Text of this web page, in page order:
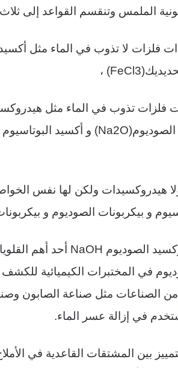
الملمس وتنقسم القواعد إلى
فلزات لا تذوب في الماء مثل
(FeCl3) ،
فلزات تذوب في الماء مثل
(Na2O) و أكسيد البوتاسيوم
هيدروكسيدات ولكن لها نفس
و بيكربونات الصوديوم و
الصوديوم NaOH أحد أهم
في المختبرات الكيميائية
من الصناعات مثل صناعة الصابون
في إزالة عسر الماء.
بين المشتقات القاعدية في